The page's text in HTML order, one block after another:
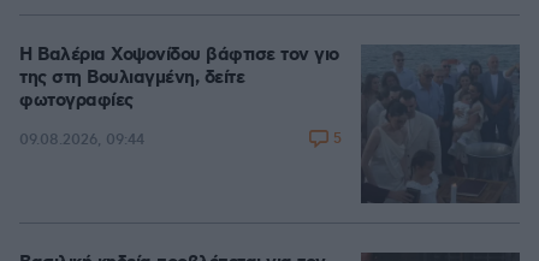
Η Βαλέρια Χοψονίδου βάφτισε τον γιο
της στη Βουλιαγμένη, δείτε
φωτογραφίες
09.08.2026, 09:44 5